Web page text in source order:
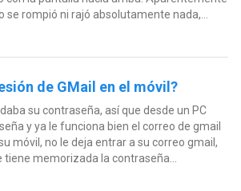
se rompió ni rajó absolutamente nada,...
de GMail en el móvil?
su contraseña, así que desde un PC
y ya le funciona bien el correo de gmail
móvil, no le deja entrar a su correo gmail,
memorizada la contraseña...